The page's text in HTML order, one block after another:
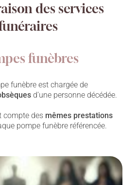
des services
funèbres
funèbre est chargée de
d’une personne décédée.
compte des mêmes prestations
pompe funèbre référencée.